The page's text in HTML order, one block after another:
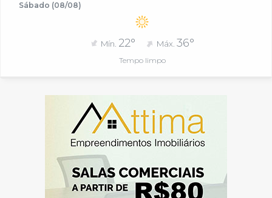
Sábado (08/08)
Mín. 22° Máx. 36°
Tempo limpo